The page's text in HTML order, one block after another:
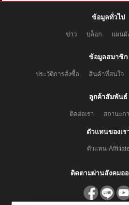
ข้อมูลทั่วไป
ข่าว บล็อก แผนผั
ข้อมูลสมาชิก
ประวัติการสั่งซื้อ สินค้าที่สนใจ
ลูกค้าสัมพันธ์
ติดต่อเรา สถานะก
ตัวแทนของเร
ตัวแทน
ติดตามผ่านสังคมอ